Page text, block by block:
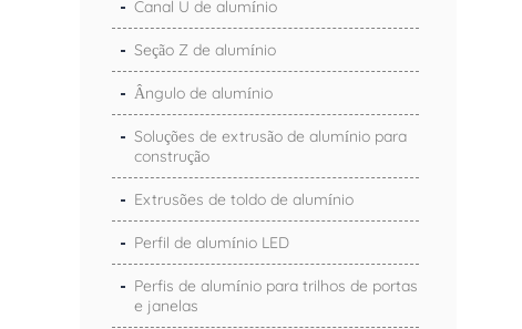
Canal U de alumínio
Seção Z de alumínio
Ângulo de alumínio
Soluções de extrusão de alumínio para
construção
Extrusões de toldo de alumínio
Perfil de alumínio LED
Perfis de alumínio para trilhos de portas
e janelas